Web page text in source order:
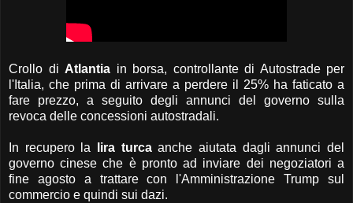
Crollo di Atlantia in borsa, controllante di Autostrade per
l'Italia, che prima di arrivare a perdere il 25% ha faticato a
fare prezzo, a seguito degli annunci del governo sulla
revoca delle concessioni autostradali.
In recupero la lira turcaanche aiutata dagli annunci del
governo cinese che è pronto ad inviare dei negoziatori a
fine agosto a trattare con l'Amministrazione Trump sul
commercio e quindi sui dazi.